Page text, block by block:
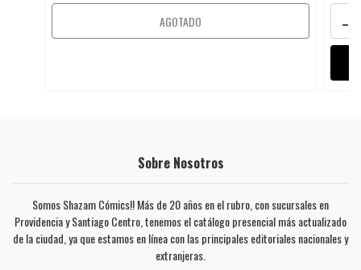
AGOTADO -
Sobre Nosotros
Somos Shazam Cómics!! Más de 20 años en el rubro, con sucursales en
Providencia y Santiago Centro, tenemos el catálogo presencial más actualizado
de la ciudad, ya que estamos en línea con las principales editoriales nacionales y
extranjeras.